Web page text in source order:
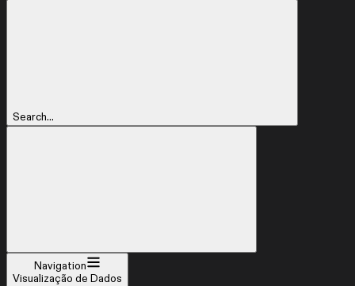
Search...
Navigation
Visualização de Dados